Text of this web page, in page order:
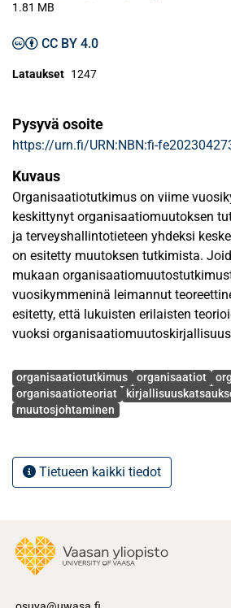
1.81 MB
CC BY 4.0
Lataukset 1247
Pysyvä osoite
https://urn.fi/URN:NBN:fi-
Kuvaus
Organisaatiotutkimus on viime
keskittynyt organisaatiomuutoksen
ja terveyshallintotieteen yhdeksi
on esitetty muutoksen tutkimista.
mukaan
vuosikymmeninä leimannut
esitetty, että lukuisten erilaisten
vuoksi
havaittu olevan niukkaa. Jotkin
myös fragmentoituneisuuden
minkä seurauksena alalla on
ja ilmiönä, ja että hallintotieteen
kehittää kokoamalla
Edellä esitettyyn perustaen oli tämän
tarkoituksena jäsentää ja analysoida
Avainsanat
organisaatiotutkimus organisaatiot
organisaatioteoriat
muutosjohtaminen
Tietueen kaikki tiedot